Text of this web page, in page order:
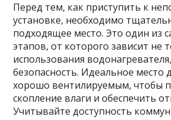
Перед тем, как приступить к
установке, необходимо
подходящее место. Это один из
этапов, от которого зависит не
использования
безопасность. Идеальное место
хорошо вентилируемым, чтобы
скопление влаги и обеспечить
Учитывайте доступность